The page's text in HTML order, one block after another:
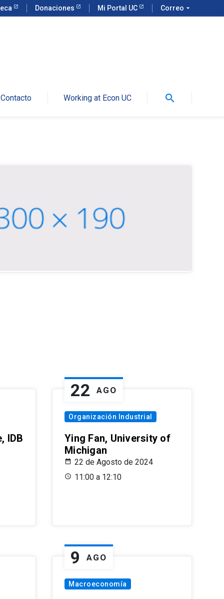
Donaciones Mi Portal UC Correo arrow_drop_down
Contacto Working at Econ UC search
IDB
22 AGO
Organización Industrial
Ying Fan, University of
Michigan
22 de Agosto de 2024
11:00 a 12:10
9 AGO
Macroeconomía